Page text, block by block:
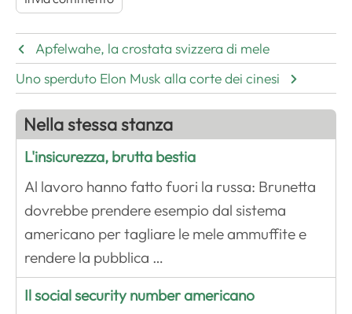
Apfelwahe, la crostata svizzera di mele
Uno sperduto Elon Musk alla corte dei cinesi
Nella stessa stanza
L'insicurezza, brutta bestia
Al lavoro hanno fatto fuori la russa: Brunetta
dovrebbe prendere esempio dal sistema
americano per tagliare le mele ammuffite e
rendere la pubblica …
Il social security number americano